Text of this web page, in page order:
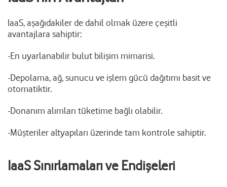
IaaS, aşağıdakiler de dahil olmak üzere çeşitli
avantajlara sahiptir:
-En uyarlanabilir bulut bilişim mimarisi.
-Depolama, ağ, sunucu ve işlem gücü dağıtımı basit ve
otomatiktir.
-Donanım alımları tüketime bağlı olabilir.
-Müşteriler altyapıları üzerinde tam kontrole sahiptir.
IaaS Sınırlamaları ve Endişeleri